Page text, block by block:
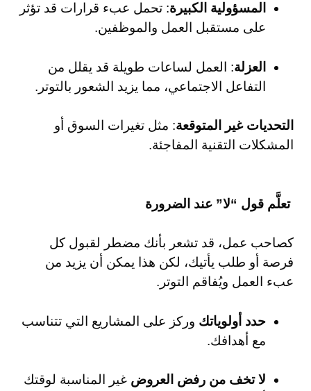
المسؤولية الكبيرة: تحمل عبء قرارات قد تؤثر
على مستقبل العمل والموظفين.
العزلة: العمل لساعات طويلة قد يقلل من
التفاعل الاجتماعي، مما يزيد الشعور بالتوتر.
التحديات غير المتوقعة: مثل تغيرات السوق أو
المشكلات التقنية المفاجئة.
تعلَّم قول “لا” عند الضرورة
كصاحب عمل، قد تشعر بأنك مضطر لقبول كل
فرصة أو طلب يأتيك، لكن هذا يمكن أن يزيد من
عبء العمل ويُفاقم التوتر.
حدد أولوياتك وركز على المشاريع التي تتناسب
مع أهدافك.
لا تخف من رفض العروض غير المناسبة لوقتك